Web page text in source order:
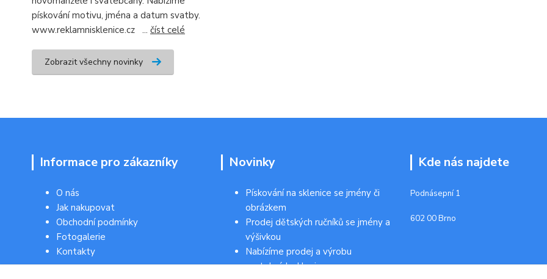
pískování motivu, jména a datum svatby.
www.reklamnisklenice.cz ... číst celé
Zobrazit všechny novinky
Informace pro zákazníky
O nás
Jak nakupovat
Obchodní podmínky
Fotogalerie
Kontakty
Novinky
Pískování na sklenice se jmény či
obrázkem
Prodej dětských ručníků se jmény a
výšivkou
Nabízíme prodej a výrobu
svatebních sklenic
Kde nás najdete
Podnásepní 1
602 00 Brno